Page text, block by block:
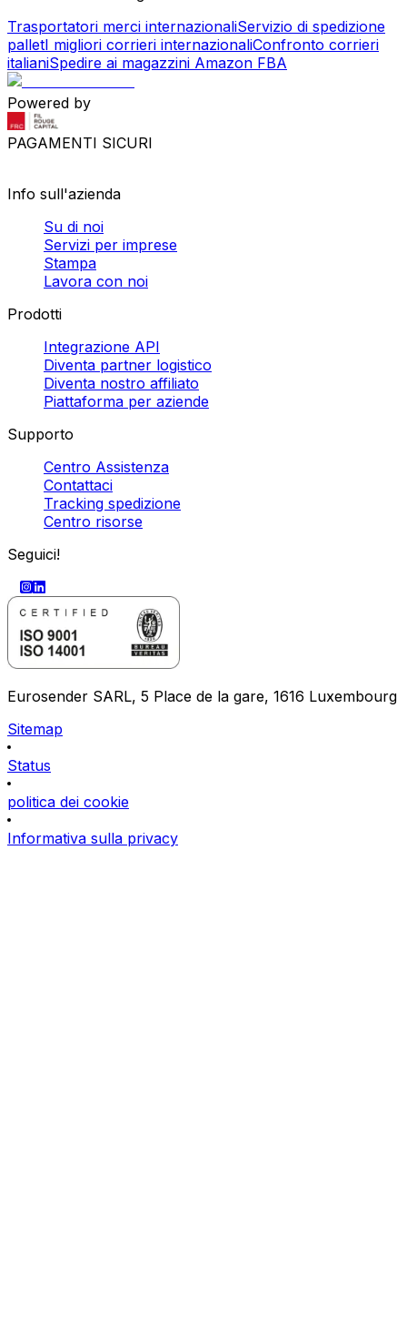
Trasportatori merci internazionaliServizio di spedizione
palletI migliori corrieri internazionaliConfronto corrieri
italianiSpedire ai magazzini Amazon FBA
Powered by
PAGAMENTI SICURI
Info sull'azienda
Su di noi
Servizi per imprese
Stampa
Lavora con noi
Prodotti
Integrazione API
Diventa partner logistico
Diventa nostro affiliato
Piattaforma per aziende
Supporto
Centro Assistenza
Contattaci
Tracking spedizione
Centro risorse
Seguici!
Eurosender SARL, 5 Place de la gare, 1616 Luxembourg
Sitemap
Status
politica dei cookie
Informativa sulla privacy